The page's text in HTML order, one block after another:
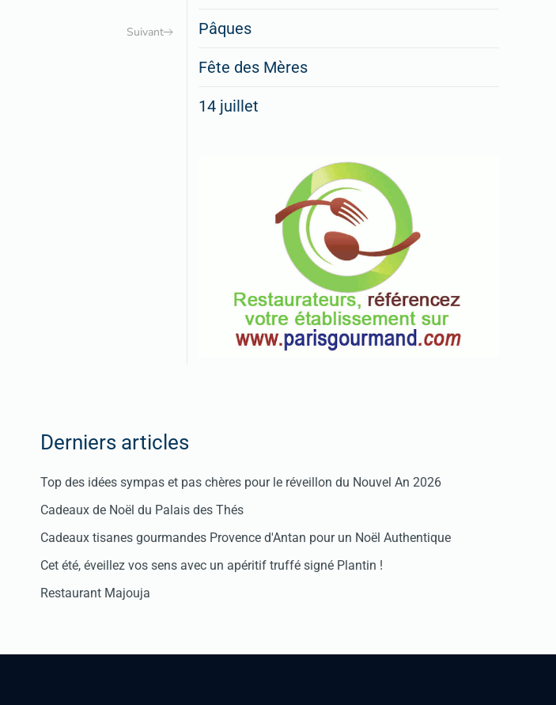
Suivant Pâques
Fête des Mères
14 juillet
Derniers articles
Top des idées sympas et pas chères pour le réveillon du Nouvel An 2026
Cadeaux de Noël du Palais des Thés
Cadeaux tisanes gourmandes Provence d'Antan pour un Noël Authentique
Cet été, éveillez vos sens avec un apéritif truffé signé Plantin !
Restaurant Majouja